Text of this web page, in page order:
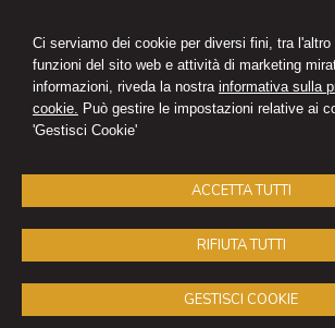
Ci serviamo dei cookie per diversi fini, tra l'altro
funzioni del sito web e attività di marketing
informazioni, riveda la nostra informativa sulla
cookie. Può gestire le impostazioni relative ai
'Gestisci Cookie'
ACCETTA TUTTI
RIFIUTA TUTTI
GESTISCI COOKIE